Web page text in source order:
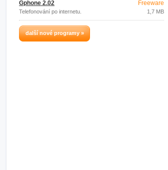
Gphone 2.02
Telefonování po internetu.
Freeware
1,7 MB
další nové programy »